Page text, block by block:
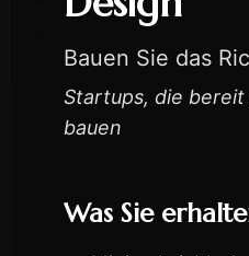
Bauen Sie das
Startups, die bereit
bauen
Was Sie